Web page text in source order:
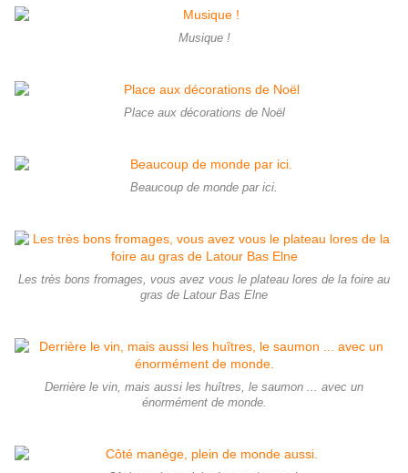
Musique !
Place aux décorations de Noël
Beaucoup de monde par ici.
Les très bons fromages, vous avez vous le plateau lores de la foire au
gras de Latour Bas Elne
Derrière le vin, mais aussi les huîtres, le saumon ... avec un
énormément de monde.